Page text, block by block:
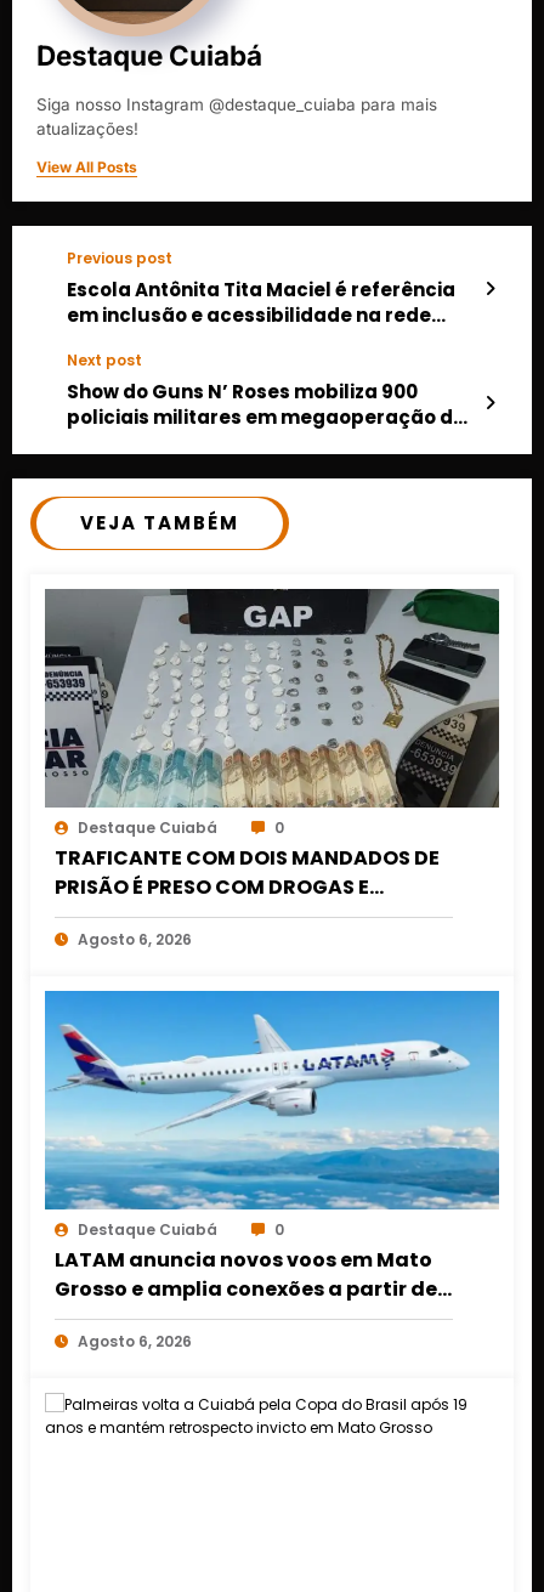
Destaque Cuiabá
Siga nosso Instagram @destaque_cuiaba para mais
atualizações!
View All Posts
Previous post
Escola Antônita Tita Maciel é referência
em inclusão e acessibilidade na rede
Next post
Show do Guns N’ Roses mobiliza 900
policiais militares em megaoperação de
VEJA TAMBÉM
Destaque Cuiabá 0
TRAFICANTE COM DOIS MANDADOS DE
PRISÃO É PRESO COM DROGAS E
DINHEIRO NO 1º DE MARÇO EM CUIABÁ
Agosto 6, 2026
Destaque Cuiabá 0
LATAM anuncia novos voos em Mato
Grosso e amplia conexões a partir de
Cuiabá e Rondonópolis
Agosto 6, 2026